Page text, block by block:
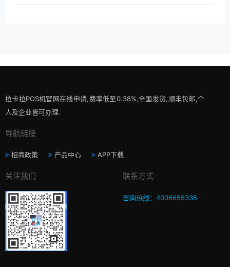
拉卡拉POS机官网在线申请,费率低至0.38%,全国发货,顺丰包邮,个
人及企业皆可办理.
导航链接
招商政策 产品中心 APP下载
关注我们 联系方式
咨询热线：4006655335